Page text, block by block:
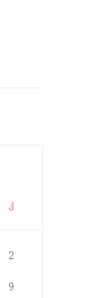
კ
2
9